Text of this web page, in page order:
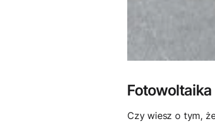
Czy wiesz o tym,